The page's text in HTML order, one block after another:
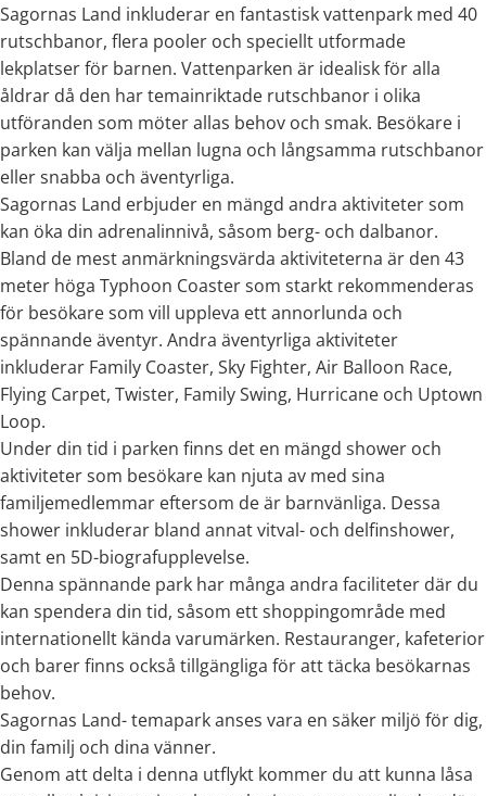
Sagornas Land inkluderar en fantastisk vattenpark med 40
rutschbanor, flera pooler och speciellt utformade
lekplatser för barnen. Vattenparken är idealisk för alla
åldrar då den har temainriktade rutschbanor i olika
utföranden som möter allas behov och smak. Besökare i
parken kan välja mellan lugna och långsamma rutschbanor
eller snabba och äventyrliga.
Sagornas Land erbjuder en mängd andra aktiviteter som
kan öka din adrenalinnivå, såsom berg- och dalbanor.
Bland de mest anmärkningsvärda aktiviteterna är den 43
meter höga Typhoon Coaster som starkt rekommenderas
för besökare som vill uppleva ett annorlunda och
spännande äventyr. Andra äventyrliga aktiviteter
inkluderar Family Coaster, Sky Fighter, Air Balloon Race,
Flying Carpet, Twister, Family Swing, Hurricane och Uptown
Loop.
Under din tid i parken finns det en mängd shower och
aktiviteter som besökare kan njuta av med sina
familjemedlemmar eftersom de är barnvänliga. Dessa
shower inkluderar bland annat vitval- och delfinshower,
samt en 5D-biografupplevelse.
Denna spännande park har många andra faciliteter där du
kan spendera din tid, såsom ett shoppingområde med
internationellt kända varumärken. Restauranger, kafeterior
och barer finns också tillgängliga för att täcka besökarnas
behov.
Sagornas Land- temapark anses vara en säker miljö för dig,
din familj och dina vänner.
Genom att delta i denna utflykt kommer du att kunna låsa